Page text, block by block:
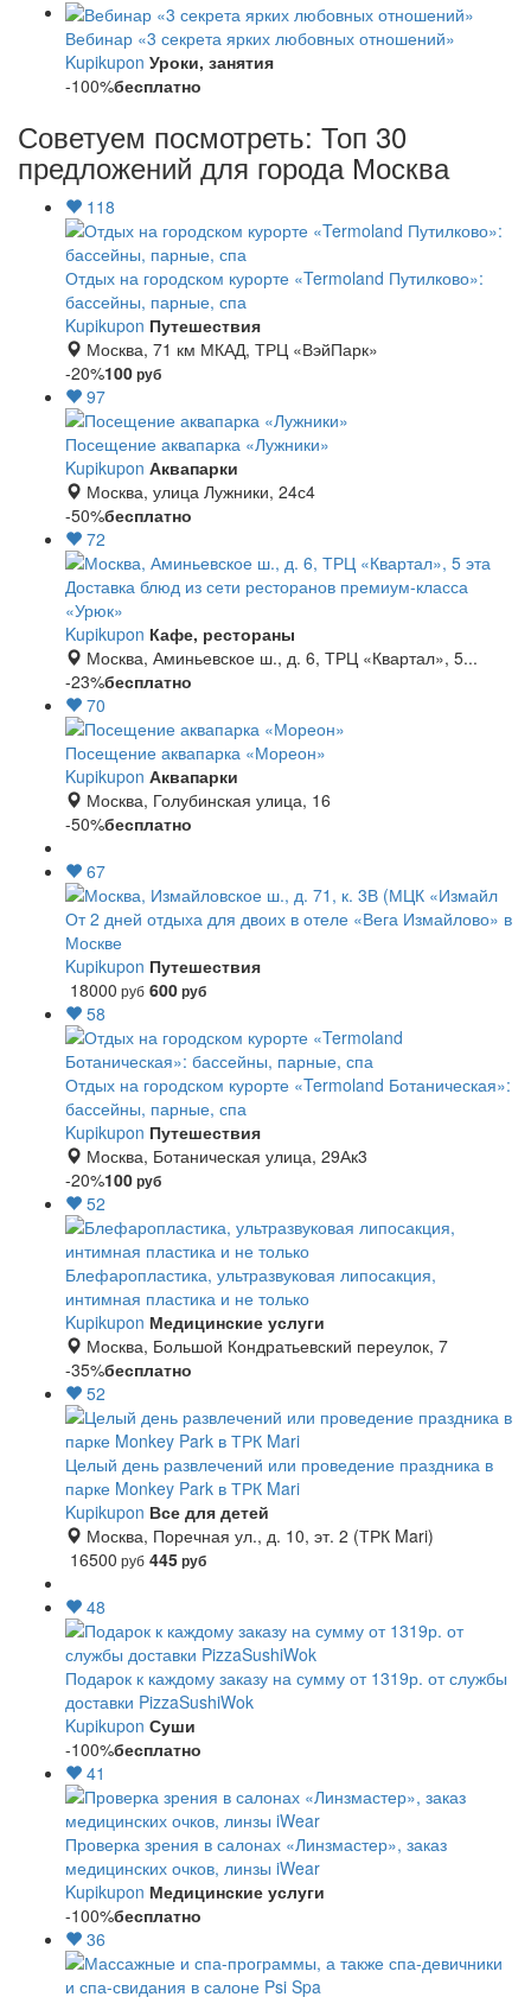
Вебинар «3 секрета ярких любовных отношений»
Kupikupon Уроки, занятия
-100%бесплатно
Советуем посмотреть: Топ 30
предложений для города Москва
118
Отдых на городском курорте «Termoland Путилково»:
бассейны, парные, спа
Kupikupon Путешествия
Москва, 71 км МКАД, ТРЦ «ВэйПарк»
-20%100руб
97
Посещение аквапарка «Лужники»
Kupikupon Аквапарки
Москва, улица Лужники, 24с4
-50%бесплатно
72
Доставка блюд из сети ресторанов премиум-класса
«Урюк»
Kupikupon Кафе, рестораны
Москва, Аминьевское ш., д. 6, ТРЦ «Квартал», 5...
-23%бесплатно
70
Посещение аквапарка «Мореон»
Kupikupon Аквапарки
Москва, Голубинская улица, 16
-50%бесплатно
67
От 2 дней отдыха для двоих в отеле «Вега Измайлово» в
Москве
Kupikupon Путешествия
18000 руб 600руб
58
Отдых на городском курорте «Termoland Ботаническая»:
бассейны, парные, спа
Kupikupon Путешествия
Москва, Ботаническая улица, 29Ак3
-20%100руб
52
Блефаропластика, ультразвуковая липосакция,
интимная пластика и не только
Kupikupon Медицинские услуги
Москва, Большой Кондратьевский переулок, 7
-35%бесплатно
52
Целый день развлечений или проведение праздника в
парке Monkey Park в ТРК Mari
Kupikupon Все для детей
Москва, Поречная ул., д. 10, эт. 2 (ТРК Mari)
16500 руб 445руб
48
Подарок к каждому заказу на сумму от 1319р. от службы
доставки PizzaSushiWok
Kupikupon Суши
-100%бесплатно
41
Проверка зрения в салонах «Линзмастер», заказ
медицинских очков, линзы iWear
Kupikupon Медицинские услуги
-100%бесплатно
36